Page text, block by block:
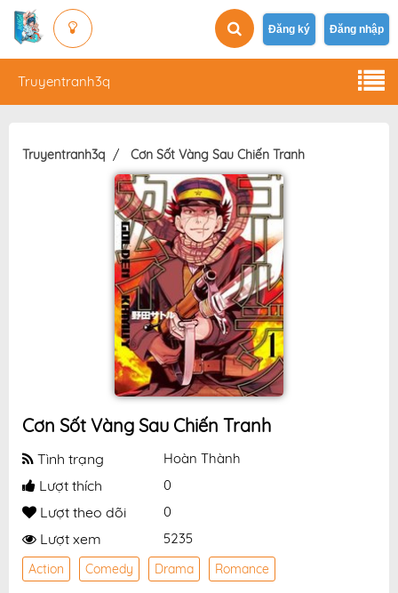
Đăng ký Đăng nhập
Truyentranh3q
Truyentranh3q Cơn Sốt Vàng Sau Chiến Tranh
Cơn Sốt Vàng Sau Chiến Tranh
Tình trạng Hoàn Thành
Lượt thích 0
Lượt theo dõi 0
Lượt xem 5235
Action Comedy Drama Romance